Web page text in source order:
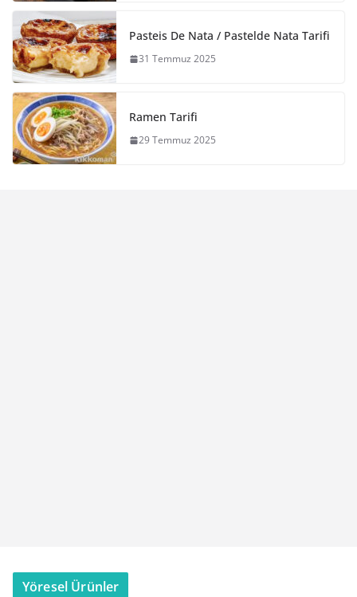
Pasteis De Nata / Pastelde Nata Tarifi
31 Temmuz 2025
Ramen Tarifi
29 Temmuz 2025
Yöresel Ürünler